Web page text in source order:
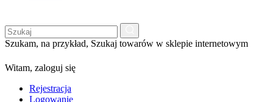
Szukam, na przykład, Szukaj towarów w sklepie internetowym
Witam, zaloguj się
Rejestracja
Logowanie